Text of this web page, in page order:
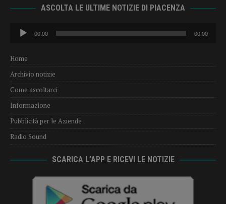
ASCOLTA LE ULTIME NOTIZIE DI PIACENZA
Audio
Player
00:00 00:00
Home
Archivio notizie
Come ascoltarci
Informazione
Pubblicità per le Aziende
Radio Sound
SCARICA L’APP E RICEVI LE NOTIZIE